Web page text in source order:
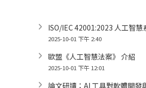
ISO/IEC 42001:2023 人工智
2025-10-01 下午 2:40
歐盟《人工智慧法案》 介紹
2025-10-01 下午 12:01
論文研讀：AI 工具對軟體開發